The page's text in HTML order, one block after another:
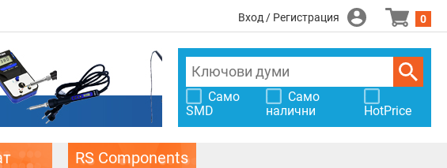
Вход / Регистрация 0
Само
SMD
Само
налични
HotPrice
RS Components